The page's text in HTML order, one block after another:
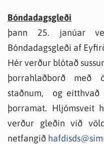
Bóndadagsgleði
þann 25. janúar
Bóndadagsgleði af
Hér verður blótað
þorrahlaðborð
staðnum, og
þorramat. Hljómsveit
verður gleðin við
netfangið